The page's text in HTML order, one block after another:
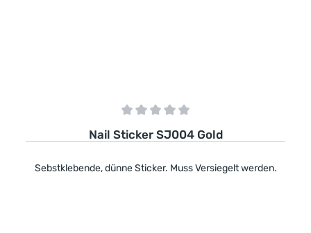
Durchschnittliche Bewertung von 0 von 5 Sternen
Nail Sticker SJ004 Gold
Sebstklebende, dünne Sticker. Muss Versiegelt werden.